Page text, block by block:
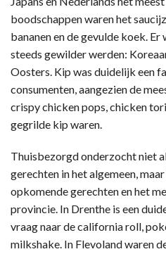
boodschappen waren het
bananen en de gevulde koek.
steeds gewilder werden:
Oosters. Kip was duidelijk een
consumenten, aangezien de
crispy chicken pops, chicken
gegrilde kip waren.
Thuisbezorgd onderzocht niet
gerechten in het algemeen,
opkomende gerechten en het
provincie. In Drenthe is een
vraag naar de california roll,
milkshake. In Flevoland waren